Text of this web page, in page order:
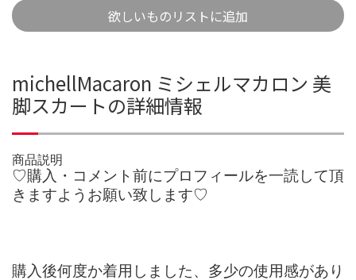
欲しいものリストに追加
michellMacaron ミシェルマカロン 美
脚スカートの詳細情報
商品説明
♡購入・コメント前にプロフィールを一読して頂
きますようお願い致します♡
購入後何度か着用しました、多少の使用感があり